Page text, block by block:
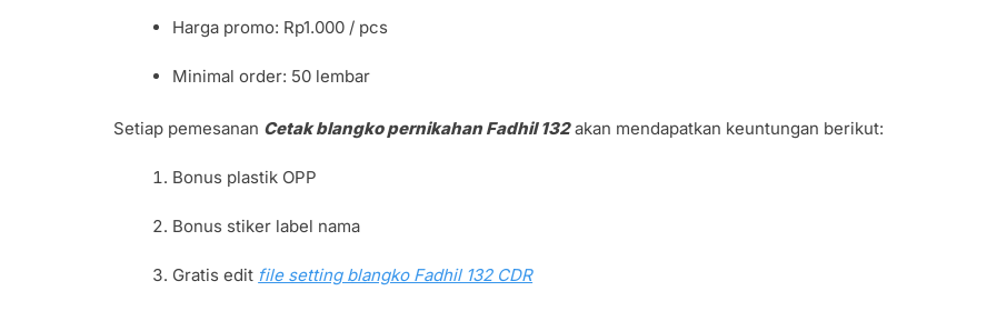
Harga promo: Rp1.000 / pcs
Minimal order: 50 lembar
Setiap pemesanan Cetak blangko pernikahan Fadhil 132akan mendapatkan keuntungan berikut:
Bonus plastik OPP
Bonus stiker label nama
Gratis edit file setting blangko Fadhil 132 CDR